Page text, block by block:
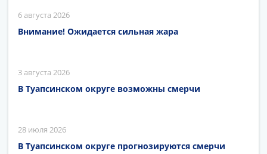
6 августа 2026
Внимание! Ожидается сильная жара
3 августа 2026
В Туапсинском округе возможны смерчи
28 июля 2026
В Туапсинском округе прогнозируются смерчи